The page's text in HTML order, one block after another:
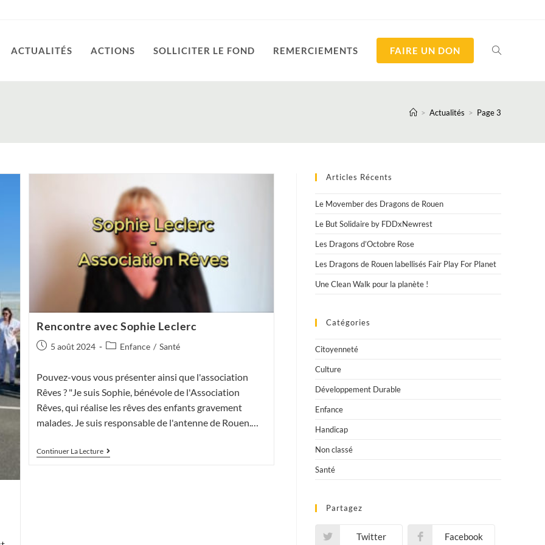
ACTUALITÉS ACTIONS SOLLICITER LE FOND REMERCIEMENTS FAIRE UN DON TOGGLE
WEBSITE
> Actualités > Page 3
Rencontre avec Sophie Leclerc
Publication
5 août 2024
PostEnfance / Santé
Pouvez-vous vous présenter ainsi que l'association
Rêves ? "Je suis Sophie, bénévole de l'Association
Rêves, qui réalise les rêves des enfants gravement
malades. Je suis responsable de l'antenne de Rouen.…
Continuer La LectureRencontre
Avec
Articles Récents
Le Movember des Dragons de Rouen
Le But Solidaire by FDDxNewrest
Les Dragons d’Octobre Rose
Les Dragons de Rouen labellisés Fair Play For Planet
Une Clean Walk pour la planète !
Catégories
Citoyenneté
Culture
Développement Durable
Enfance
Handicap
Non classé
Santé
Partagez
Twitter Facebook